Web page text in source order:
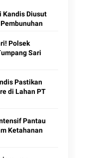
Kandis Diusut
Polsek
Sari
Pastikan
di Lahan PT
Pantau
Ketahanan